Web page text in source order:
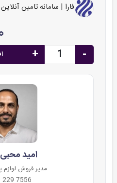
فارا | سامانه تامین آنلاین
-
+
امید
مدیر فروش لوازم
7556 229 0910